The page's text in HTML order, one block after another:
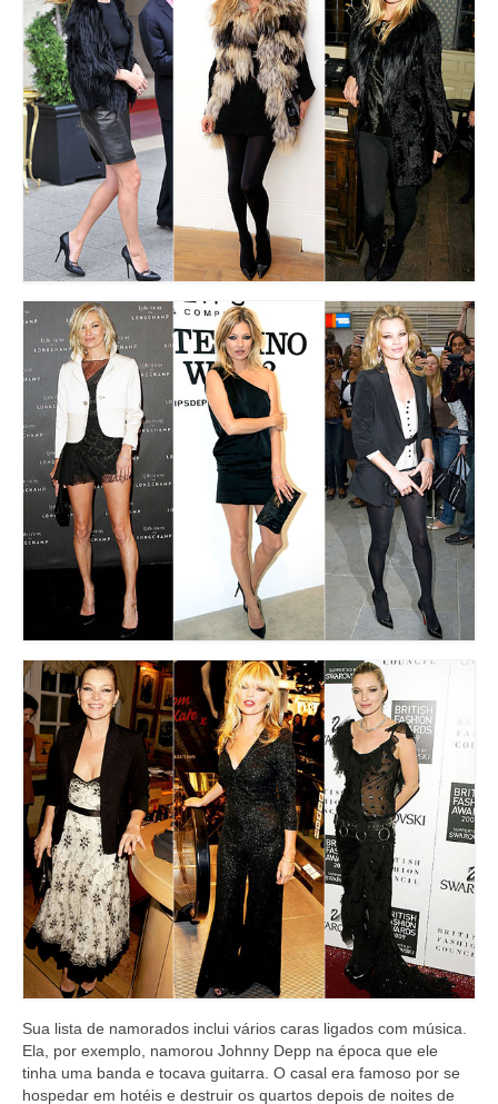
Sua lista de namorados inclui vários caras ligados com música.
Ela, por exemplo, namorou Johnny Depp na época que ele
tinha uma banda e tocava guitarra. O casal era famoso por se
hospedar em hotéis e destruir os quartos depois de noites de